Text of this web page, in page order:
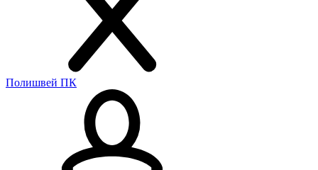
Полишвей ПК